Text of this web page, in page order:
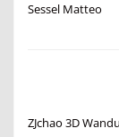
Sessel Matteo
ZJchao 3D